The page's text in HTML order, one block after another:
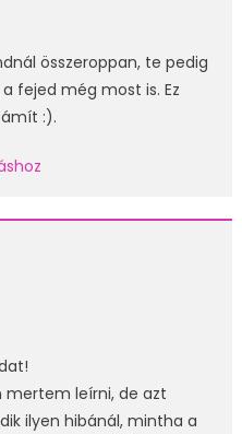
összeroppan, te pedig
fejed még most is. Ez
:).
mertem leírni, de azt
ilyen hibánál, mintha a